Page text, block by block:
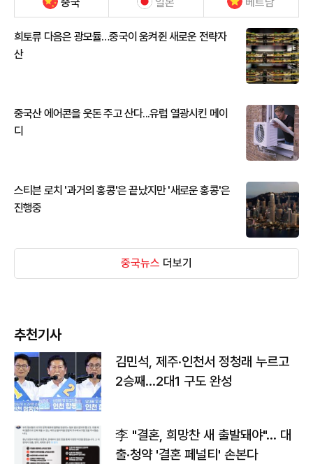
희토류 다음은 광모듈…중국이 움켜쥔 새로운 전략자
산
중국산 에어콘을 웃돈 주고 산다...유럽 열광시킨 메이
디
스티븐 로치 '과거의 홍콩'은 끝났지만 '새로운 홍콩'은
진행중
중국뉴스 더보기
추천기사
김민석, 제주·인천서 정청래 누르고
2승째…2대1 구도 완성
李 "결혼, 희망찬 새 출발돼야"… 대
출·청약 '결혼 페널티' 손본다